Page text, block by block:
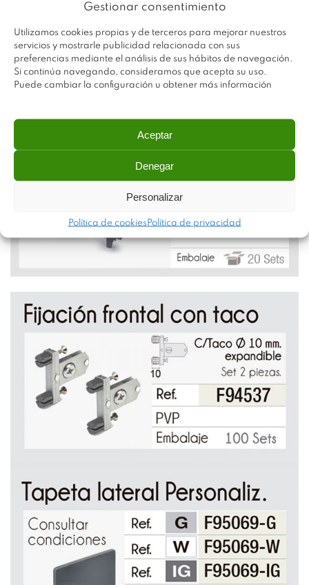
Gestionar consentimiento
Utilizamos cookies propias y de terceros para mejorar nuestros
servicios y mostrarle publicidad relacionada con sus
preferencias mediante el análisis de sus hábitos de navegación.
Si continúa navegando, consideramos que acepta su uso.
Puede cambiar la configuración u obtener más información
Aceptar
Denegar
Personalizar
Política de cookies Política de privacidad